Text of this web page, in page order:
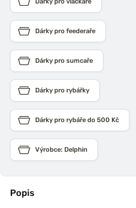
Popis
Dárky pro feederaře
Dárky pro sumcaře
Dárky pro rybářky
Dárky pro rybáře do 500 Kč
Výrobce: Delphin